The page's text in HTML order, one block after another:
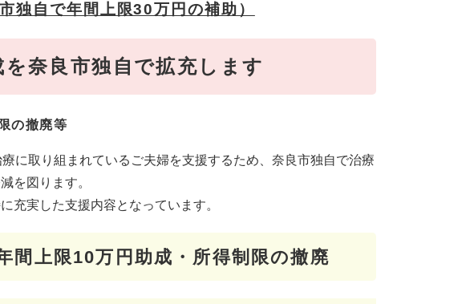
独自で年間上限30万円の補助）
奈良市独自で拡充します
の撤廃等
に取り組まれているご夫婦を支援するため、奈良市独自で治療
を図ります。
充実した支援内容となっています。
間上限10万円助成・所得制限の撤廃​